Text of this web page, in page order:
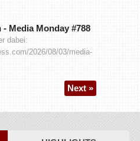
- Media Monday #788
dabei:
2026/08/03/media-
Next »